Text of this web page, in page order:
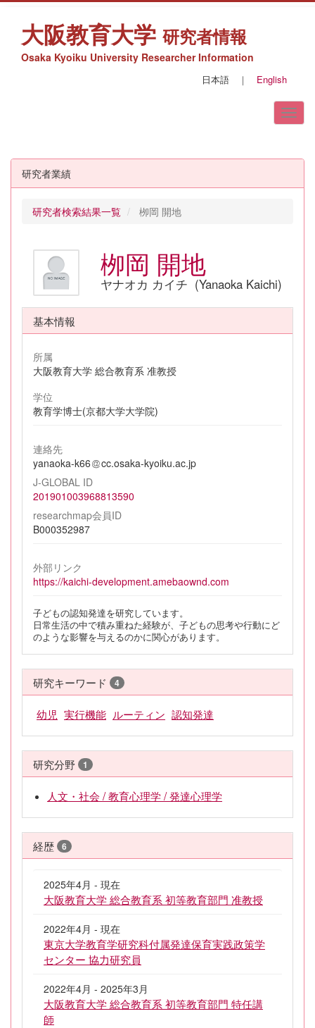
大阪教育大学 研究者情報
Osaka Kyoiku University Researcher Information
日本語 ｜ English
研究者業績
研究者検索結果一覧 栁岡 開地
栁岡 開地
ヤナオカ カイチ (Yanaoka Kaichi)
基本情報
所属
大阪教育大学 総合教育系 准教授
学位
教育学博士(京都大学大学院)
連絡先
yanaoka-k66
cc.osaka-kyoiku.ac.jp
J-GLOBAL ID
201901003968813590
researchmap会員ID
B000352987
外部リンク
https://kaichi-development.amebaownd.com
子どもの認知発達を研究しています。
日常生活の中で積み重ねた経験が、子どもの思考や行動にど
のような影響を与えるのかに関心があります。
研究キーワード 4
幼児 実行機能 ルーティン 認知発達
研究分野 1
人文・社会 / 教育心理学 / 発達心理学
経歴 6
2025年4月 - 現在
大阪教育大学 総合教育系 初等教育部門 准教授
2022年4月 - 現在
東京大学教育学研究科付属発達保育実践政策学
センター 協力研究員
2022年4月 - 2025年3月
大阪教育大学 総合教育系 初等教育部門 特任講
師